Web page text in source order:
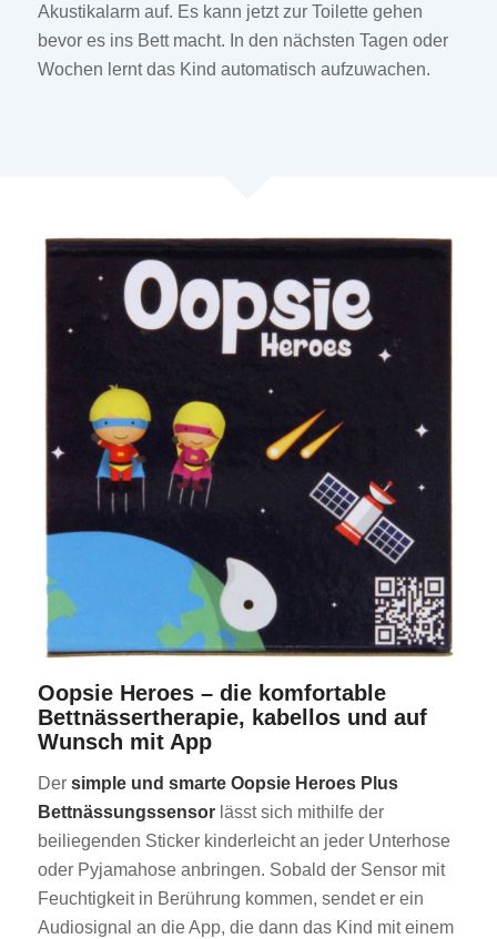
Akustikalarm auf. Es kann jetzt zur Toilette gehen
bevor es ins Bett macht. In den nächsten Tagen oder
Wochen lernt das Kind automatisch aufzuwachen.
Oopsie Heroes – die komfortable
Bettnässertherapie, kabellos und auf
Wunsch mit App
Der simple und smarte Oopsie Heroes Plus
Bettnässungssensorlässt sich mithilfe der
beiliegenden Sticker kinderleicht an jeder Unterhose
oder Pyjamahose anbringen. Sobald der Sensor mit
Feuchtigkeit in Berührung kommen, sendet er ein
Audiosignal an die App, die dann das Kind mit einem